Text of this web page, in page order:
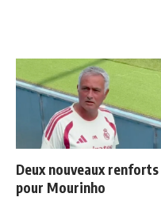
Deux nouveaux renforts
pour Mourinho